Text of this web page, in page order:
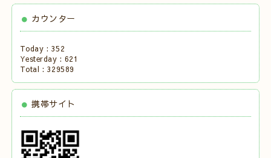
カウンター
Today : 352
Yesterday : 621
Total : 329589
携帯サイト